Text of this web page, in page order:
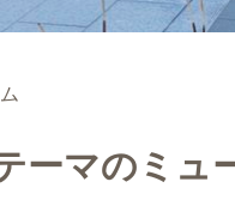
ーマのミュ